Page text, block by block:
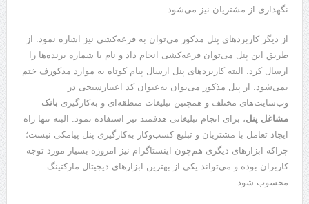
نگهداری از مشتریان نیز می‌شود.
از دیگر کاربردهای پنل مذکور می‌توان به قرعه‌کشی نیز اشاره نمود. از
طریق این پنل می‌توان قرعه‌کشی انجام داد و نام یا شماره برنده‌ها را
ارسال کرد. البته کاربردهای پنل ارسال پیام کوتاه به موارد مذکورف ختم
نمی‌شود. از پنل مذکور می‌توان به‌عنوان کد اعتبارسنجی در
وب‌سایت‌های مختلف و همچنین تبلیغات منطقه‌ای و به‌کارگیری بانک
مشاغل پنل، برای انجام تبلیغاتی هدفمند نیز استفاده نمود. البته تنها راه
ایجاد تعامل با مشتریان و تبلیغ کسب‌وکار به‌کارگیری پنل پیامکی نیست؛
چراکه ابزارهای دیگری هم‌چون اینستاگرام نیز امروزه بسیار مورد توجه
کاربران بوده و می‌تواند یکی از بهترین ابزارهای دیجیتال مارکتینگ
محسوب شود..